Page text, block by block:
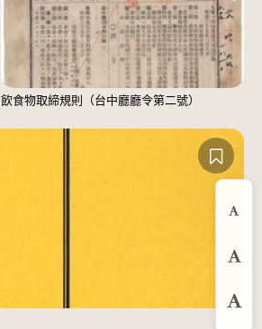
飲食物取締規則（台中廳廳令第二號）
放